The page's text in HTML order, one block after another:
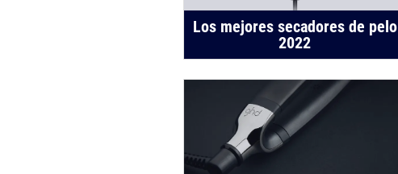
Los mejores secadores de pelo
2022